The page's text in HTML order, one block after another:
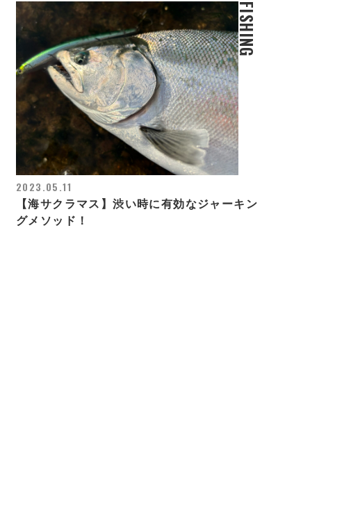
FISHING
2023.05.11
【海サクラマス】渋い時に有効なジャーキン
グメソッド！